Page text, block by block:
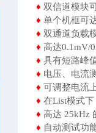
♦ 双信道模块
♦单个机框可
♦ 双通道负载
♦高达0.1mV/
♦具有短路峰
♦ 电压、电流
♦可调整电流
♦在List模式
♦高达 25kHz
♦ 自动测试功